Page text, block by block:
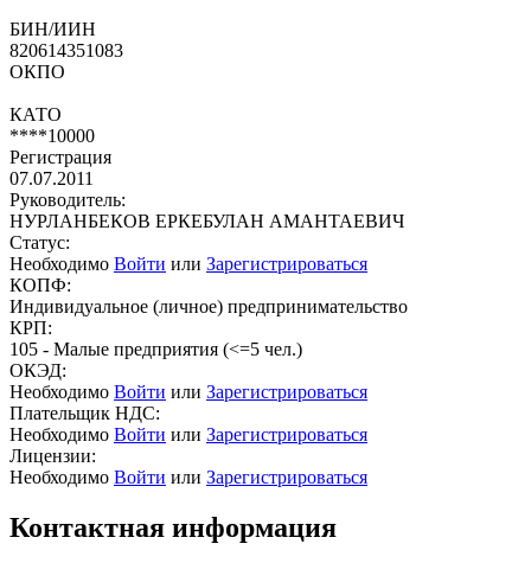
БИН/ИИН
820614351083
ОКПО
КАТО
****10000
Регистрация
07.07.2011
Руководитель:
НУРЛАНБЕКОВ ЕРКЕБУЛАН АМАНТАЕВИЧ
Статус:
Необходимо Войти или Зарегистрироваться
КОПФ:
Индивидуальное (личное) предпринимательство
КРП:
105 - Малые предприятия (<=5 чел.)
ОКЭД:
Необходимо Войти или Зарегистрироваться
Плательщик НДС:
Необходимо Войти или Зарегистрироваться
Лицензии:
Необходимо Войти или Зарегистрироваться
Контактная информация